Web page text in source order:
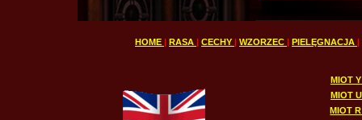
HOME | RASA | CECHY | WZORZEC | PIELĘGNACJA |
MIOT
MIOT
MIOT